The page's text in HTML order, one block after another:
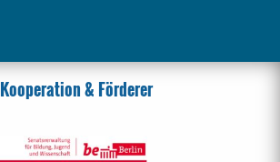
Kooperation & Förderer